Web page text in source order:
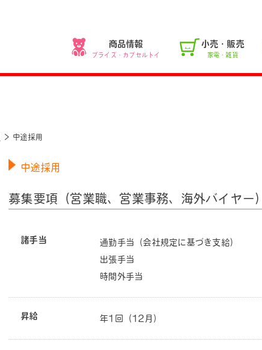
商品情報
プライズ・カプセルトイ
小売・販売
家電・雑貨
中途採用
中途採用
募集要項（営業職、営業事務、海外バイヤー）
諸手当
通勤手当（会社規定に基づき支給）
出張手当
時間外手当
昇給 年1回（12月）